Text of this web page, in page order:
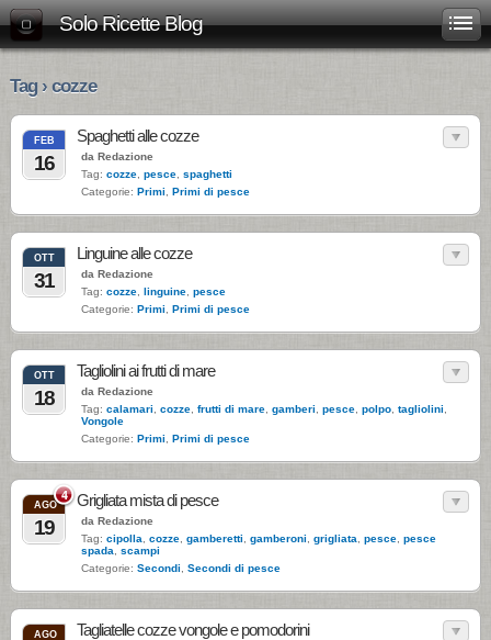
Solo Ricette Blog
Tag › cozze
FEB
16
Spaghetti alle cozze
da Redazione
Tag: cozze pesce spaghetti
Categorie: Primi Primi di pesce
OTT
31
Linguine alle cozze
da Redazione
Tag: cozze linguine pesce
Categorie: Primi Primi di pesce
OTT
18
Tagliolini ai frutti di mare
da Redazione
Tag: calamari cozze frutti di mare gamberi pesce polpo tagliolini
Vongole
Categorie: Primi Primi di pesce
4
AGO
19
Grigliata mista di pesce
da Redazione
Tag: cipolla cozze gamberetti gamberoni grigliata pesce pesce
spada
scampi
Categorie: Secondi Secondi di pesce
AGO Tagliatelle cozze vongole e pomodorini